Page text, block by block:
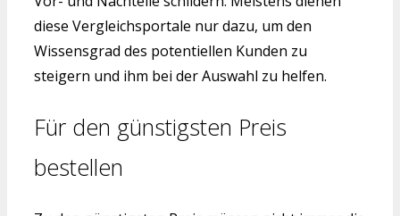
diese Vergleichsportale nur dazu, um den
Wissensgrad des potentiellen Kunden zu
steigern und ihm bei der Auswahl zu helfen.
Für den günstigsten Preis
bestellen